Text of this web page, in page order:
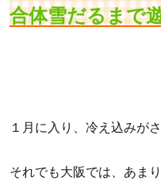
合体雪だるまで
１月に入り、冷え込みが
それでも大阪では、あま